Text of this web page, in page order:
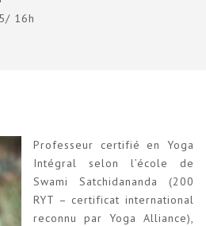
16h
Professeur certifié en Yoga
Intégral selon l’école de
Swami Satchidananda (200
RYT – certificat international
reconnu par Yoga Alliance),